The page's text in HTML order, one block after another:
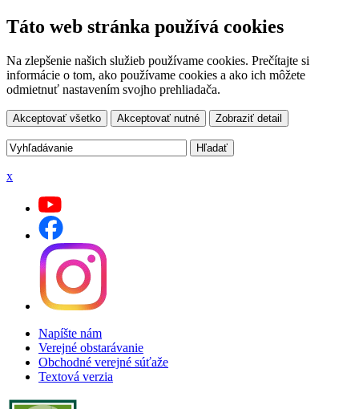
Táto web stránka používá cookies
Na zlepšenie našich služieb používame cookies. Prečítajte si
informácie o tom, ako používame cookies a ako ich môžete
odmietnuť nastavením svojho prehliadača.
Akceptovať všetko Akceptovať nutné Zobraziť detail
x
Napíšte nám
Verejné obstarávanie
Obchodné verejné súťaže
Textová verzia